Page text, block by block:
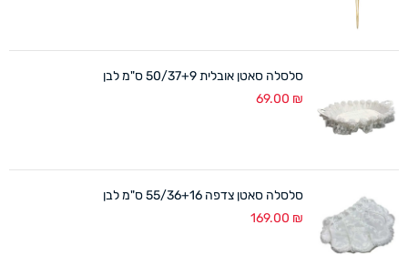
סלסלה סאטן אובלית 50/37+9 ס"מ לבן
69.00 ₪
סלסלה סאטן צדפה 55/36+16 ס"מ לבן
169.00 ₪